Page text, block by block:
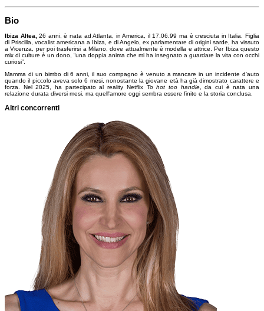
Bio
Ibiza Altea,26 anni, è nata ad Atlanta, in America, il 17.06.99 ma è cresciuta in Italia. Figlia
di Priscilla, vocalist americana a Ibiza, e di Angelo, ex parlamentare di origini sarde, ha vissuto
a Vicenza, per poi trasferirsi a Milano, dove attualmente è modella e attrice. Per Ibiza questo
mix di culture è un dono, “una doppia anima che mi ha insegnato a guardare la vita con occhi
curiosi”.
Mamma di un bimbo di 6 anni, il suo compagno è venuto a mancare in un incidente d'auto
quando il piccolo aveva solo 6 mesi, nonostante la giovane età ha già dimostrato carattere e
forza. Nel 2025, ha partecipato al reality Netflix
To hot too handle, da cui è nata una
relazione durata diversi mesi, ma quell'amore oggi sembra essere finito e la storia conclusa.
Altri concorrenti